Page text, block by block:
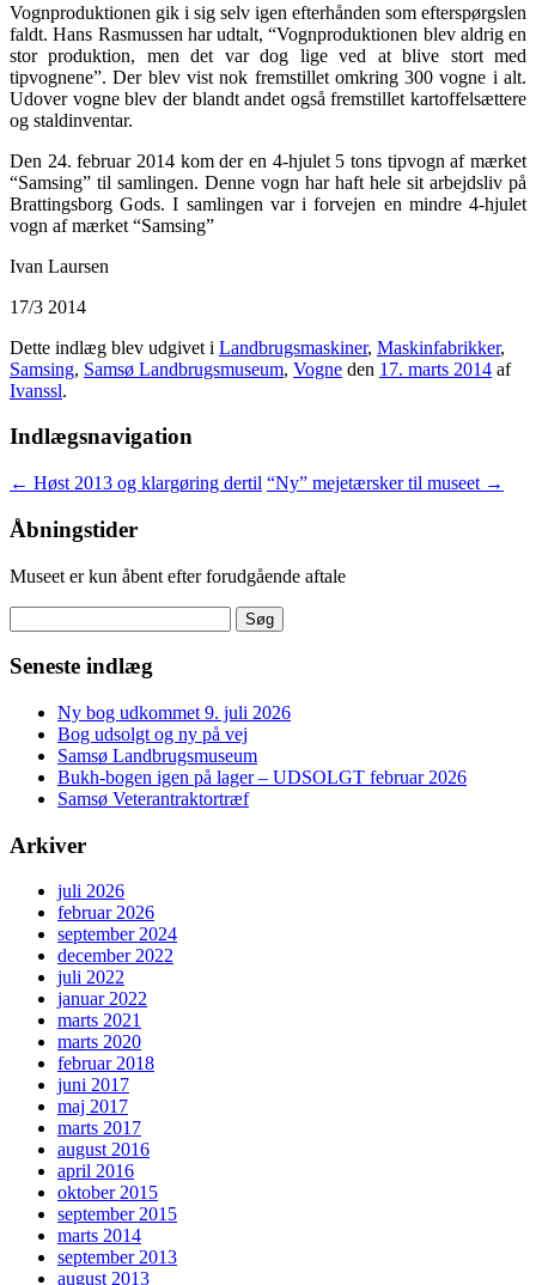
Vognproduktionen gik i sig selv igen efterhånden som efterspørgslen
faldt. Hans Rasmussen har udtalt, “Vognproduktionen blev aldrig en
stor produktion, men det var dog lige ved at blive stort med
tipvognene”. Der blev vist nok fremstillet omkring 300 vogne i alt.
Udover vogne blev der blandt andet også fremstillet kartoffelsættere
og staldinventar.
Den 24. februar 2014 kom der en 4-hjulet 5 tons tipvogn af mærket
“Samsing” til samlingen. Denne vogn har haft hele sit arbejdsliv på
Brattingsborg Gods. I samlingen var i forvejen en mindre 4-hjulet
vogn af mærket “Samsing”
Ivan Laursen
17/3 2014
Dette indlæg blev udgivet i Landbrugsmaskiner, Maskinfabrikker,
Samsing, Samsø Landbrugsmuseum, Vogne den 17. marts 2014 af
Ivanssl.
Indlægsnavigation
← Høst 2013 og klargøring dertil “Ny” mejetærsker til museet →
Åbningstider
Museet er kun åbent efter forudgående aftale
efter:
Seneste indlæg
Ny bog udkommet 9. juli 2026
Bog udsolgt og ny på vej
Samsø Landbrugsmuseum
Bukh-bogen igen på lager – UDSOLGT februar 2026
Samsø Veterantraktortræf
Arkiver
juli 2026
februar 2026
september 2024
december 2022
juli 2022
januar 2022
marts 2021
marts 2020
februar 2018
juni 2017
maj 2017
marts 2017
august 2016
april 2016
oktober 2015
september 2015
marts 2014
september 2013
august 2013